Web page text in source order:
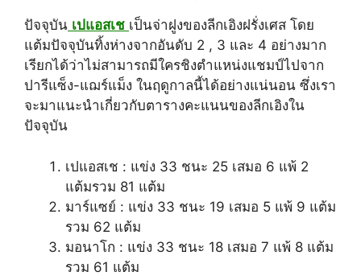
ปัจจุบัน เปแอสเช เป็นจ่าฝูงของลีกเอิงฝรั่งเศส โดย
แต้มปัจจุบันทิ้งห่างจากอันดับ 2 , 3 และ 4 อย่างมาก
เรียกได้ว่าไม่สามารถมีใครชิงตำแหน่งแชมป์ไปจาก
ปารีแซ็ง-แฌร์แม็ง ในฤดูกาลนี้ได้อย่างแน่นอน ซึ่งเรา
จะมาแนะนำเกี่ยวกับตารางคะแนนของลีกเอิงใน
ปัจจุบัน
เปแอสเช : แข่ง 33 ชนะ 25 เสมอ 6 แพ้ 2
แต้มรวม 81 แต้ม
มาร์แซย์ : แข่ง 33 ชนะ 19 เสมอ 5 แพ้ 9 แต้ม
รวม 62 แต้ม
มอนาโก : แข่ง 33 ชนะ 18 เสมอ 7 แพ้ 8 แต้ม
รวม 61 แต้ม